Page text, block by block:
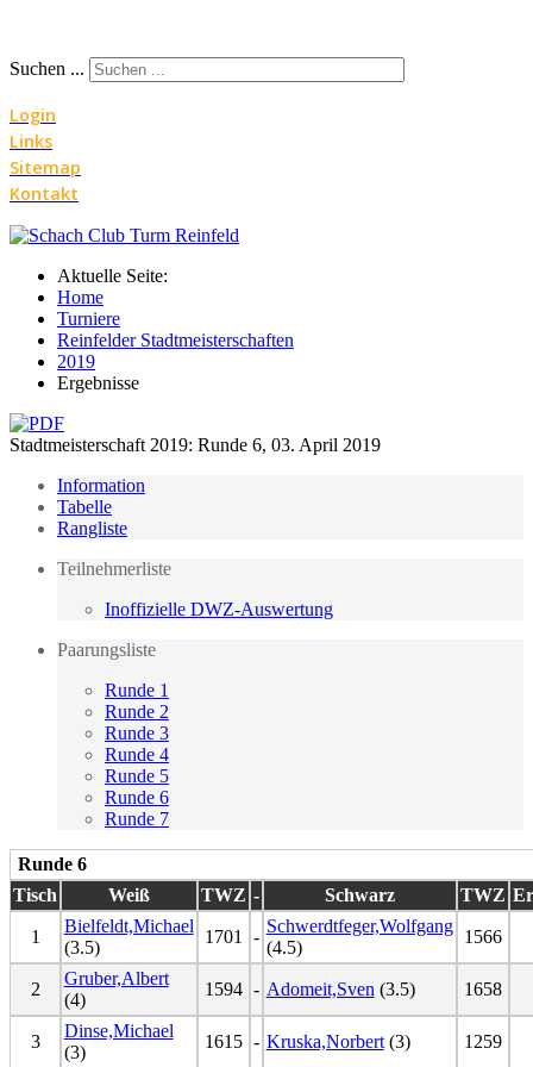
Suchen ...
Login
Links
Sitemap
Kontakt
Aktuelle Seite:
Home
Turniere
Reinfelder Stadtmeisterschaften
2019
Ergebnisse
Stadtmeisterschaft 2019: Runde 6, 03. April 2019
Information
Tabelle
Rangliste
Teilnehmerliste
Inoffizielle DWZ-Auswertung
Paarungsliste
Runde 1
Runde 2
Runde 3
Runde 4
Runde 5
Runde 6
Runde 7
Runde 6
Tisch
Weiß TWZ - Schwarz TWZ
1
Bielfeldt,Michael
(3.5)
1701 -
Schwerdtfeger,Wolfgang
(4.5)
1566
2
Gruber,Albert
(4)
1594 - Adomeit,Sven (3.5) 1658
3
Dinse,Michael
(3)
1615 - Kruska,Norbert(3) 1259